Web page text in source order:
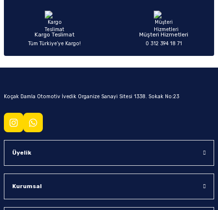
Kargo Teslimat
Tüm Türkiye’ye Kargo!
Müşteri Hizmetleri
0 312 394 18 71
Koçak Damla Otomotiv İvedik Organize Sanayi Sitesi 1338. Sokak No:23
Üyelik
Kurumsal